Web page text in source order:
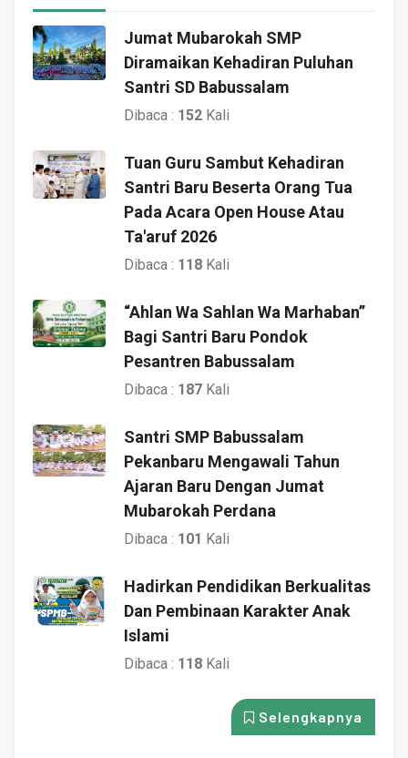
Jumat Mubarokah SMP
Diramaikan Kehadiran Puluhan
Santri SD Babussalam
Dibaca : 152 Kali
Tuan Guru Sambut Kehadiran
Santri Baru Beserta Orang Tua
Pada Acara Open House Atau
Ta'aruf 2026
Dibaca : 118 Kali
“Ahlan Wa Sahlan Wa Marhaban”
Bagi Santri Baru Pondok
Pesantren Babussalam
Dibaca : 187 Kali
Santri SMP Babussalam
Pekanbaru Mengawali Tahun
Ajaran Baru Dengan Jumat
Mubarokah Perdana
Dibaca : 101 Kali
Hadirkan Pendidikan Berkualitas
Dan Pembinaan Karakter Anak
Islami
Dibaca : 118 Kali
Selengkapnya